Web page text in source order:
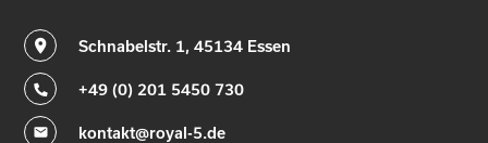
Schnabelstr. 1, 45134 Essen
+49 (0) 201 5450 730
kontakt@royal-5.de